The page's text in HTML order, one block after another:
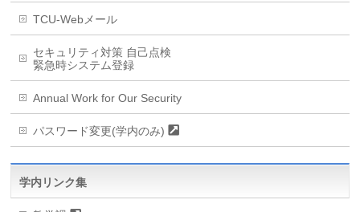
TCU-Webメール
セキュリティ対策 自己点検
緊急時システム登録
Annual Work for Our Security
パスワード変更(学内のみ)
学内リンク集